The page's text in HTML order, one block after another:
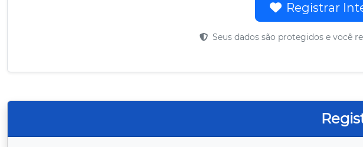
Registrar
Seus dados são protegidos e você